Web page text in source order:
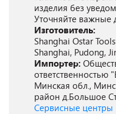
изделия без
Уточняйте важные
Изготовитель:
Shanghai Ostar
Shanghai, Pudong,
Импортер:
ответственностью
Минская обл.,
район д.Большое
Сервисные центры